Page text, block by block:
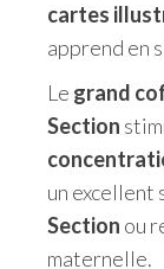
cartes
apprend en
Le grand
Section
un excellent
Section ou
maternelle.